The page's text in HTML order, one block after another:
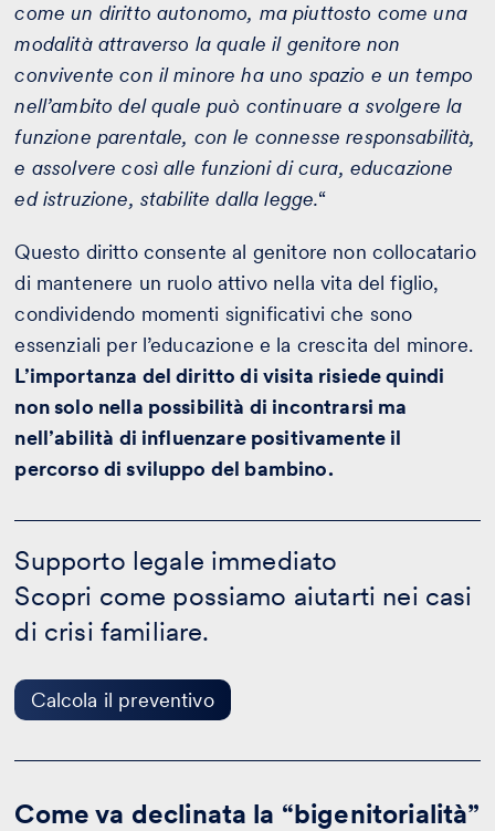
come un diritto autonomo, ma piuttosto come una
modalità attraverso la quale il genitore non
convivente con il minore ha uno spazio e un tempo
nell’ambito del quale può continuare a svolgere la
funzione parentale, con le connesse responsabilità,
e assolvere così alle funzioni di cura, educazione
ed istruzione, stabilite dalla legge.“
Questo diritto consente al genitore non collocatario
di mantenere un ruolo attivo nella vita del figlio,
condividendo momenti significativi che sono
essenziali per l’educazione e la crescita del minore.
L’importanza del diritto di visita risiede quindi
non solo nella possibilità di incontrarsi ma
nell’abilità di influenzare positivamente il
percorso di sviluppo del bambino.
Supporto legale immediato
Scopri come possiamo aiutarti nei casi
di crisi familiare.
Calcola il preventivo
legale
immediato
-
Calcola
il
Come va declinata la “bigenitorialità”